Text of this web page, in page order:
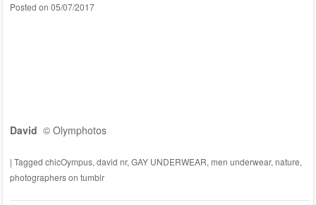
Posted on 05/07/2017
David © Olymphotos
| Tagged chicOympus, david nr, GAY UNDERWEAR, men underwear, nature,
photographers on tumblr